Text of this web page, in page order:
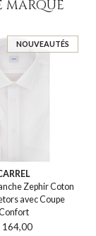
MARQUE
NOUVEAUTÉS
Zephir Coton
avec Coupe
164,00